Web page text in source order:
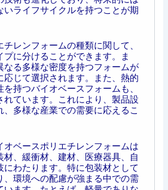
いライフサイクルを持つことが期
レンフォームの種類に関して、
プに分けることができます。ま
なる多様な密度を持つフォームが
応じて選択されます。また、熱的
持つバイオベースフォームも、
れています。これにより、製品設
多様な産業での需要に応えるこ
オベースポリエチレンフォームは
材、緩衝材、建材、医療器具、自
にわたります。特に包装材として
、環境への配慮が強まる中での需